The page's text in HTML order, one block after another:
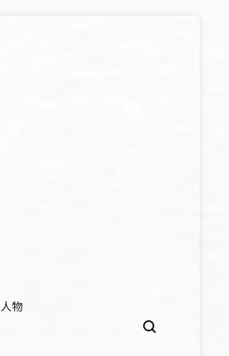
人物